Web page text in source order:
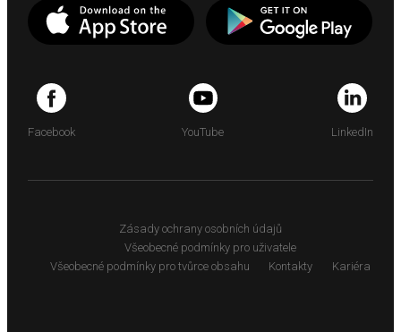
Facebook YouTube LinkedIn
Zásady ochrany osobních údajů
Všeobecné podmínky pro uživatele
Všeobecné podmínky pro tvůrce obsahu
Kontakty Kariéra